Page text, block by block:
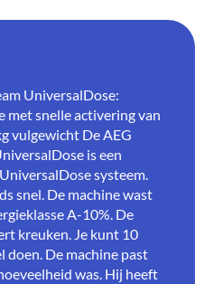
UniversalDose:
met snelle activering van
vulgewicht De AEG
is een
systeem.
snel. De machine wast
A-10%. De
kreuken. Je kunt 10
doen. De machine past
was. Hij heeft